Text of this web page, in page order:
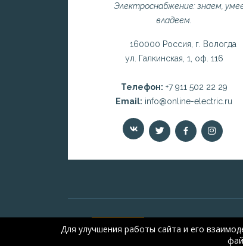
Электроснабжение: знаем,
владеем.
160000 Россия, г. Вологда
ул. Галкинская, 1, оф. 116
Телефон: +7 911 502 22 29
Email: info@online-electric.ru
Для улучшения работы сайта и его